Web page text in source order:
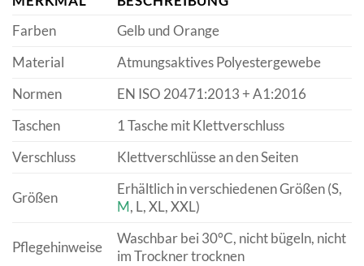
Farben
Gelb und Orange
Material
Atmungsaktives Polyestergewebe
Normen
EN ISO 20471:2013 + A1:2016
Taschen
1 Tasche mit Klettverschluss
Verschluss
Klettverschlüsse an den Seiten
Größen
Erhältlich in verschiedenen Größen (S,
M, L, XL, XXL)
Pflegehinweise
Waschbar bei 30°C, nicht bügeln, nicht
im Trockner trocknen